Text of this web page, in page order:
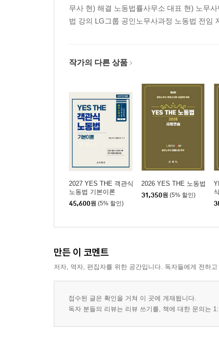
무사 현) 해결 노동법률사무소 대표 현) 노무
법 강의 LG그룹 공인노무사과정 노동법 전임
작가의 다른 상품
2027 YES THE 객관식
노동법 기본이론
45,600원 (5% 할인)
2026 YES THE 노동법
31,350원 (5% 할인)
만든 이 코멘트
저자, 역자, 편집자를 위한 공간입니다. 독자들에게 전하
접수된 글은 확인을 거쳐 이 곳에 게재됩니다.
독자 분들의 리뷰는 리뷰 쓰기를, 책에 대한 문의는